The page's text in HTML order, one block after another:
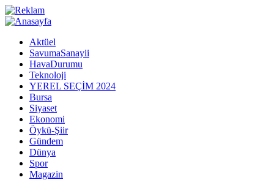
Aktüel
SavumaSanayii
HavaDurumu
Teknoloji
YEREL SEÇİM 2024
Bursa
Siyaset
Ekonomi
Öykü-Şiir
Gündem
Dünya
Spor
Magazin